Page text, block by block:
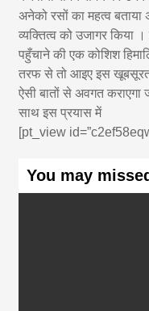
अनेको रसों का महत्व
व्यक्तित्व को उजागर किया
पहुँचाने की एक कोशिश
तरफ से तो आइए इस
ऐसी बातों से अवगत कराएगा
साथ इस प्रयास में
[pt_view
You may